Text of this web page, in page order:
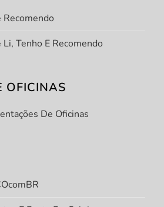
Recomendo
Tenho E Recomendo
OFICINAS
De Oficinas